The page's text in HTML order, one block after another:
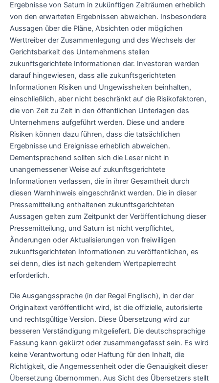
Ergebnisse von Saturn in zukünftigen Zeiträumen erheblich
von den erwarteten Ergebnissen abweichen. Insbesondere
Aussagen über die Pläne, Absichten oder möglichen
Werttreiber der Zusammenlegung und des Wechsels der
Gerichtsbarkeit des Unternehmens stellen
zukunftsgerichtete Informationen dar. Investoren werden
darauf hingewiesen, dass alle zukunftsgerichteten
Informationen Risiken und Ungewissheiten beinhalten,
einschließlich, aber nicht beschränkt auf die Risikofaktoren,
die von Zeit zu Zeit in den öffentlichen Unterlagen des
Unternehmens aufgeführt werden. Diese und andere
Risiken können dazu führen, dass die tatsächlichen
Ergebnisse und Ereignisse erheblich abweichen.
Dementsprechend sollten sich die Leser nicht in
unangemessener Weise auf zukunftsgerichtete
Informationen verlassen, die in ihrer Gesamtheit durch
diesen Warnhinweis eingeschränkt werden. Die in dieser
Pressemitteilung enthaltenen zukunftsgerichteten
Aussagen gelten zum Zeitpunkt der Veröffentlichung dieser
Pressemitteilung, und Saturn ist nicht verpflichtet,
Änderungen oder Aktualisierungen von freiwilligen
zukunftsgerichteten Informationen zu veröffentlichen, es
sei denn, dies ist nach geltendem Wertpapierrecht
erforderlich.
Die Ausgangssprache (in der Regel Englisch), in der der
Originaltext veröffentlicht wird, ist die offizielle, autorisierte
und rechtsgültige Version. Diese Übersetzung wird zur
besseren Verständigung mitgeliefert. Die deutschsprachige
Fassung kann gekürzt oder zusammengefasst sein. Es wird
keine Verantwortung oder Haftung für den Inhalt, die
Richtigkeit, die Angemessenheit oder die Genauigkeit dieser
Übersetzung übernommen. Aus Sicht des Übersetzers stellt